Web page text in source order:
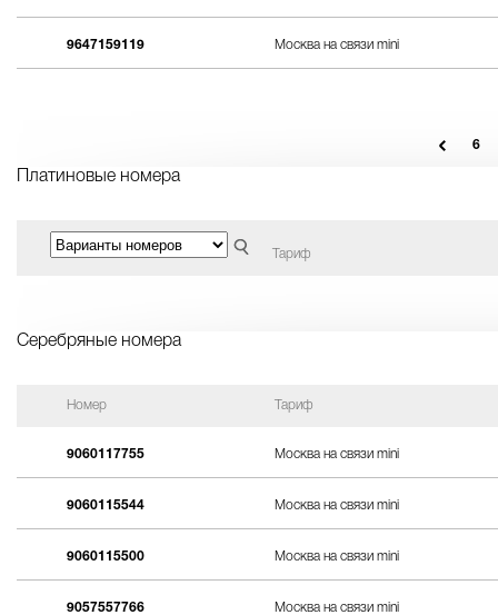
9647159119 Москва на связи mini
6
Платиновые номера
Тариф
Серебряные номера
Номер Тариф
9060117755 Москва на связи mini
9060115544 Москва на связи mini
9060115500 Москва на связи mini
9057557766 Москва на связи mini